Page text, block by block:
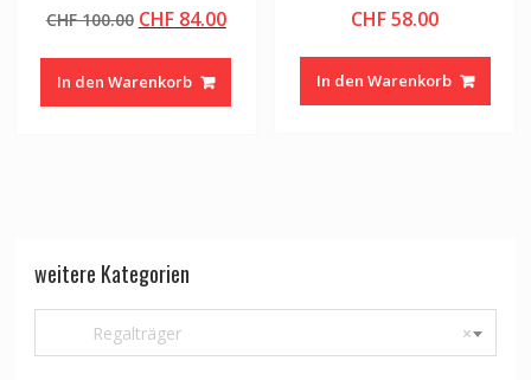
CHF100.00 Ursprünglicher
war:
CHF 100.00
CHF84.00Aktueller
In den Warenkorb
CHF58.00
In den Warenkorb
weitere Kategorien
×
Regalträger